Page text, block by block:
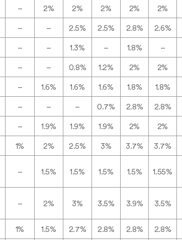
– 2% 2% 2% 2% 2%
– – 2.5% 2.5% 2.8% 2.6%
– – 1.3% – 1.8% –
– – 0.8% 1.2% 2% 2%
– 1.6% 1.6% 1.6% 1.8% 1.8%
– – – 0.7% 2.8% 2.8%
– 1.9% 1.9% 1.9% 2% 2%
1% 2% 2.5% 3% 3.7% 3.7%
– 1.5% 1.5% 1.5% 1.5% 1.55%
– 2% 3% 3.5% 3.9% 3.5%
1% 1.5% 2.7% 2.8% 2.8% 2.8%